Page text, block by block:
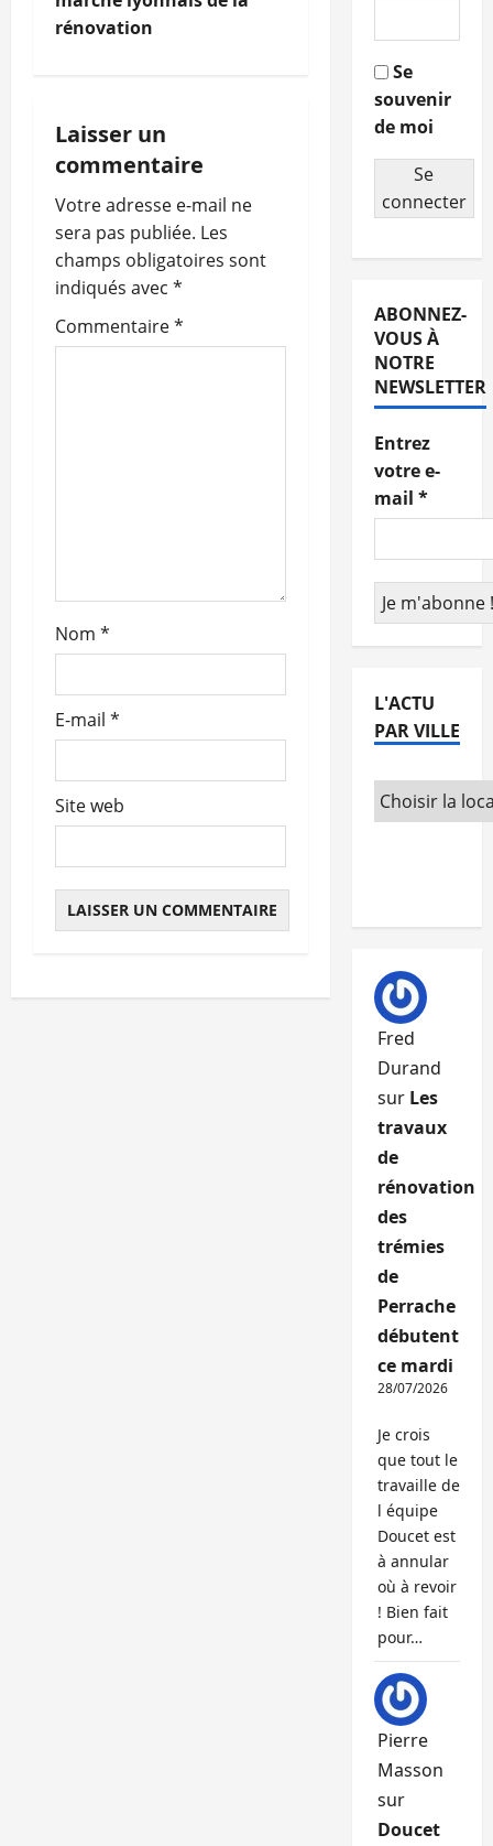
v
g
a
t
i
o
t
i
c
l
e
rénovation
Laisser un
commentaire
Votre adresse e-mail ne
sera pas publiée. Les
champs obligatoires sont
indiqués avec *
Commentaire*
Nom *
E-mail *
Site web
Se
souvenir
de moi
Se
connecter
ABONNEZ-
VOUS À
NOTRE
NEWSLETTER
Entrez
votre e-
mail *
L'ACTU
PAR VILLE
Fred
Durand
sur Les
travaux
de
rénovation
des
trémies
de
Perrache
débutent
ce mardi
28/07/2026
Je crois
que tout le
travaille de
l équipe
Doucet est
à annular
où à revoir
! Bien fait
pour…
Pierre
Masson
sur
Doucet